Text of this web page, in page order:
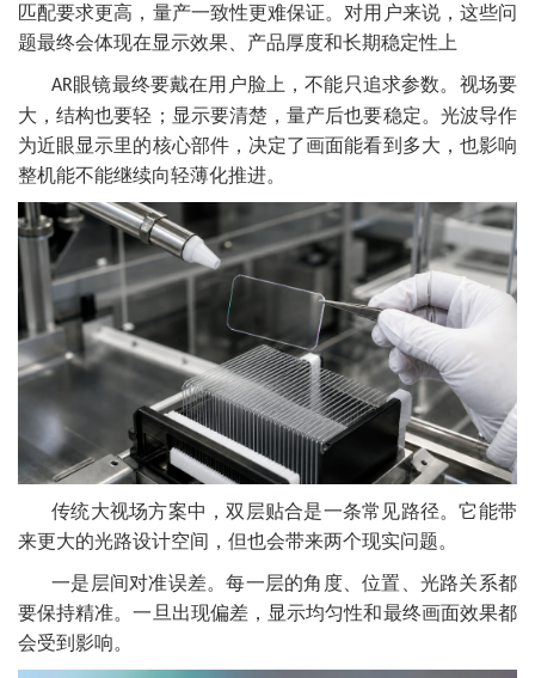
匹配要求更高，量产一致性更难保证。对用户来说，这些问
题最终会体现在显示效果、产品厚度和长期稳定性上
AR眼镜最终要戴在用户脸上，不能只追求参数。视场要
大，结构也要轻；显示要清楚，量产后也要稳定。光波导作
为近眼显示里的核心部件，决定了画面能看到多大，也影响
整机能不能继续向轻薄化推进。
传统大视场方案中，双层贴合是一条常见路径。它能带
来更大的光路设计空间，但也会带来两个现实问题。
一是层间对准误差。每一层的角度、位置、光路关系都
要保持精准。一旦出现偏差，显示均匀性和最终画面效果都
会受到影响。